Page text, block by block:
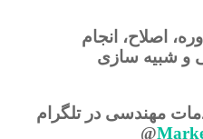
، اصلاح، انجام
و شبیه سازی
مهندسی در تلگرام:
@